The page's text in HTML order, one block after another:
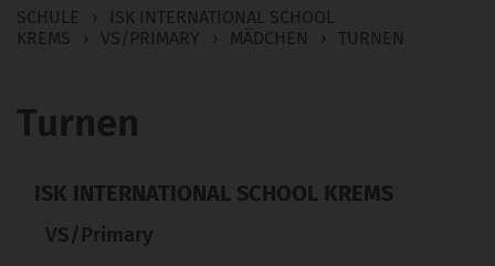
SCHULE ›
ISK INTERNATIONAL SCHOOL
KREMS
› VS/PRIMARY › MÄDCHEN › TURNEN
Turnen
ISK INTERNATIONAL SCHOOL KREMS
VS/Primary